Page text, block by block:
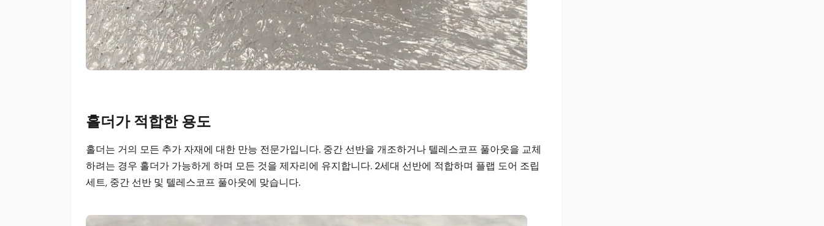
홀더가 적합한 용도
홀더는 거의 모든 추가 자재에 대한 만능 전문가입니다. 중간 선반을 개조하거나 텔레스코프 풀아웃을 교체
하려는 경우 홀더가 가능하게 하며 모든 것을 제자리에 유지합니다. 2세대 선반에 적합하며 플랩 도어 조립
세트, 중간 선반 및 텔레스코프 풀아웃에 맞습니다.